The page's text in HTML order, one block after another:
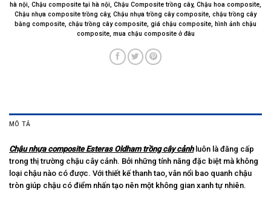
hà nội, Chậu composite tại hà nội, Chậu Composite trồng cây, Chậu hoa composite,
Chậu nhựa composite trồng cây, Chậu nhựa trồng cây composite, chậu trồng cây
bằng composite, chậu trồng cây composite, giá chậu composite, hình ảnh chậu
composite, mua chậu composite ở đâu
MÔ TẢ
Chậu nhựa composite Esteras Oldham trồng cây cảnhluôn là đăng cấp
trong thị trường chậu cây cảnh. Bởi những tính năng đặc biệt mà không
loại chậu nào có được. Với thiết kế thanh tao, vân nổi bao quanh chậu
tròn giúp chậu có điểm nhấn tạo nên một không gian xanh tự nhiên.